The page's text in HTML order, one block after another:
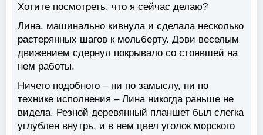
Хотите посмотреть, что я сейчас делаю?
Лина. машинально кивнула и сделала несколько
растерянных шагов к мольберту. Дэви веселым
движением сдернул покрывало со стоявшей на
нем работы.
Ничего подобного – ни по замыслу, ни по
технике исполнения – Лина никогда раньше не
видела. Резной деревянный планшет был слегка
углублен внутрь, и в нем цвел уголок морского